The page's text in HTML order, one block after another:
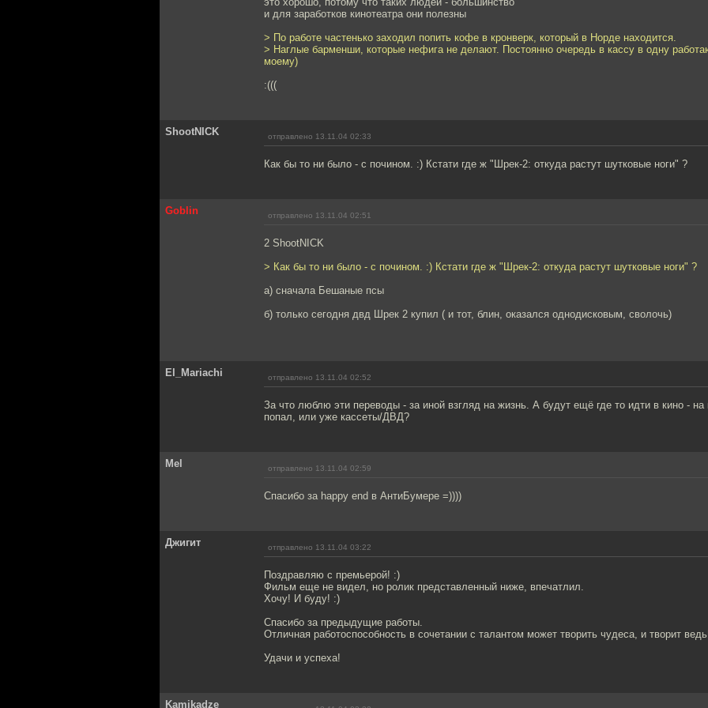
и для заработков кинотеатра они полезны
> По работе частенько заходил попить кофе в кронверк, который в Норде находится.
> Наглые барменши, которые нефига не делают. Постоянно очередь в кассу в одну
моему)
:(((
ShootNICK отправлено 13.11.04 02:33
Как бы то ни было - с почином. :) Кстати где ж "Шрек-2: откуда растут шутковые ноги" ?
Goblin отправлено 13.11.04 02:51
2 ShootNICK
> Как бы то ни было - с почином. :) Кстати где ж "Шрек-2: откуда растут шутковые ноги" ?
а) сначала Бешаные псы
б) только сегодня двд Шрек 2 купил ( и тот, блин, оказался однодисковым, сволочь)
El_Mariachi отправлено 13.11.04 02:52
За что люблю эти переводы - за иной взгляд на жизнь. А будут ещё где то идти в кино -
попал, или уже кассеты/ДВД?
Mel отправлено 13.11.04 02:59
Спасибо за happy end в АнтиБумере =))))
Джигит отправлено 13.11.04 03:22
Поздравляю с премьерой! :)
Фильм еще не видел, но ролик представленный ниже, впечатлил.
Хочу! И буду! :)
Спасибо за предыдущие работы.
Отличная работоспособность в сочетании с талантом может творить чудеса, и творит
Удачи и успеха!
Kamikadze